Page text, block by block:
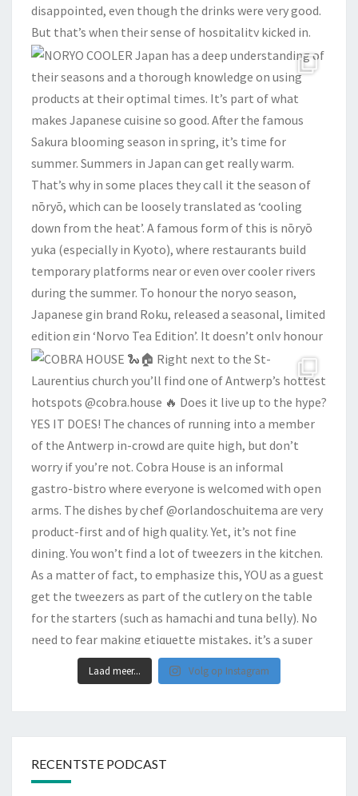
Laad meer... Volg op Instagram
RECENTSTE PODCAST